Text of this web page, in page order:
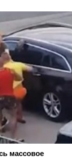
массовое